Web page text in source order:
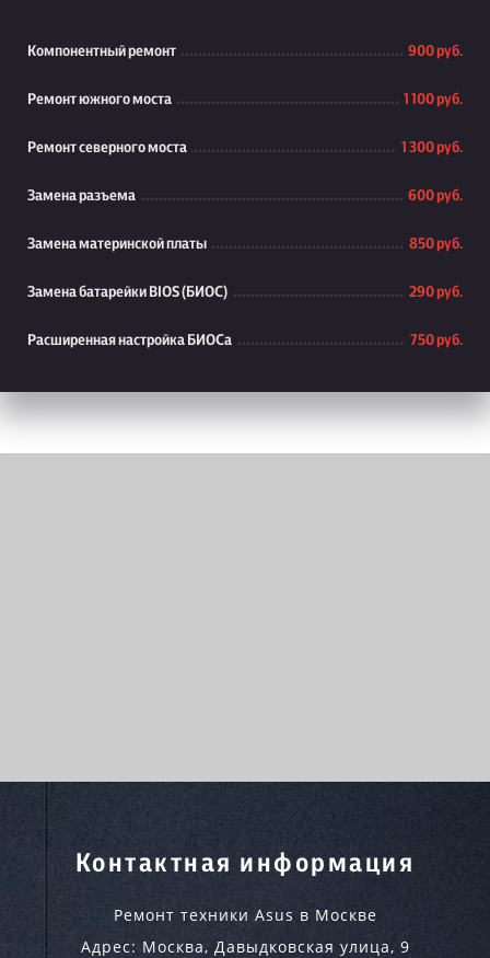
Компонентный ремонт 900 руб.
Ремонт южного моста 1 100 руб.
Ремонт северного моста 1 300 руб.
Замена разъема 600 руб.
Замена материнской платы 850 руб.
Замена батарейки BIOS (БИОС) 290 руб.
Расширенная настройка БИОСа 750 руб.
Контактная информация
Ремонт техники Asus в Москве
Адрес: Москва, Давыдковская улица, 9